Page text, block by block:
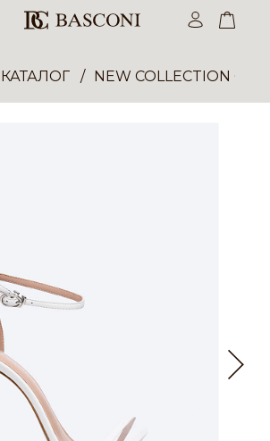
КАТАЛОГ NEW COLLECTION